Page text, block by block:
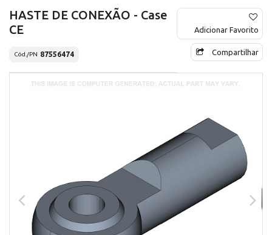
HASTE DE CONEXÃO - Case
CE
Cód./PN 87556474
Adicionar Favorito
Compartilhar